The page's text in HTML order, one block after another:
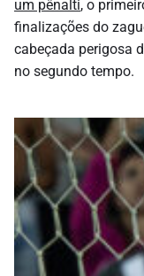
um pênalti, o
finalizações do
cabeçada perigosa
no segundo tempo.